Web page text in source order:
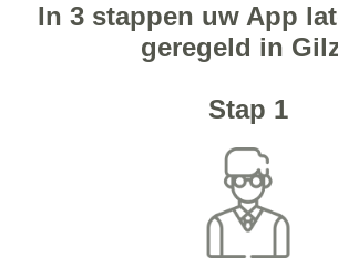
In 3 stappen uw App
geregeld in
Stap 1